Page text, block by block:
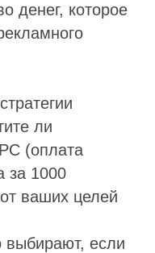
денег, которое
ли
(оплата
за 1000
ваших целей
выбирают, если